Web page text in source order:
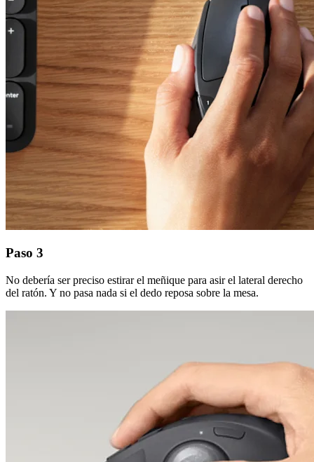
Paso 3
No debería ser preciso estirar el meñique para asir el lateral derecho
del ratón. Y no pasa nada si el dedo reposa sobre la mesa.